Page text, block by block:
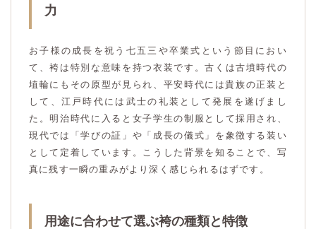
力
お子様の成長を祝う七五三や卒業式という節目におい
て、袴は特別な意味を持つ衣装です。古くは古墳時代の
埴輪にもその原型が見られ、平安時代には貴族の正装と
して、江戸時代には武士の礼装として発展を遂げまし
た。明治時代に入ると女子学生の制服として採用され、
現代では「学びの証」や「成長の儀式」を象徴する装い
として定着しています。こうした背景を知ることで、写
真に残す一瞬の重みがより深く感じられるはずです。
用途に合わせて選ぶ袴の種類と特徴